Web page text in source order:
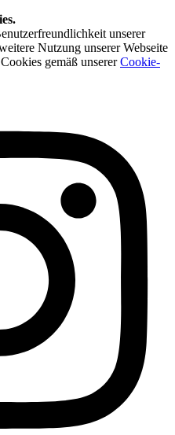
unserer
Nutzung unserer Webseite
gemäß unsererCookie-